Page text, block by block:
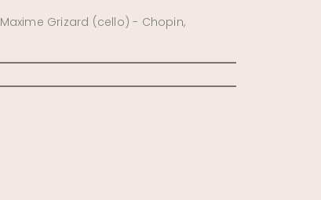
Grizard (cello) - Chopin,